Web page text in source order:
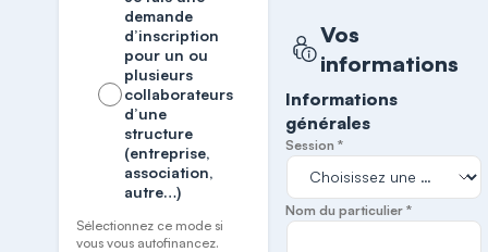
demande
d’inscription
pour un ou
plusieurs
collaborateurs
d’une
structure
(entreprise,
association,
autre…)
Sélectionnez ce mode si
vous vous autofinancez.
Vos
informations
Informations
générales
Session *
Nom du particulier *